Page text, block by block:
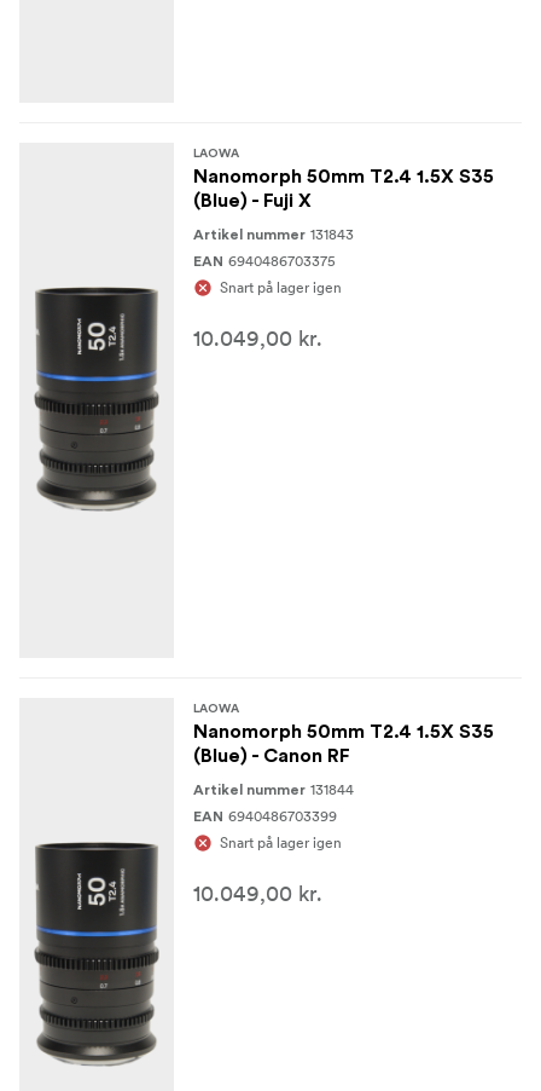
LAOWA
Nanomorph 50mm T2.4 1.5X S35
(Blue) - Fuji X
Artikel nummer 131843
EAN 6940486703375
Snart på lager igen
10.049,00 kr.
LAOWA
Nanomorph 50mm T2.4 1.5X S35
(Blue) - Canon RF
Artikel nummer 131844
EAN 6940486703399
Snart på lager igen
10.049,00 kr.